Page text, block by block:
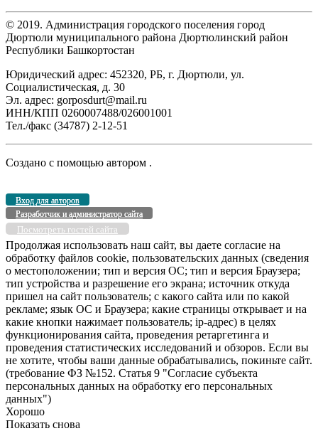
© 2019. Администрация городского поселения город
Дюртюли муниципального района Дюртюлинский район
Республики Башкортостан
Юридический адрес: 452320, РБ, г. Дюртюли, ул.
Социалистическая, д. 30
Эл. адрес: gorposdurt@mail.ru
ИНН/КПП 0260007488/026001001
Тел./факс (34787) 2-12-51
Создано с помощью автором .
Вход для авторов
Разработчик и администратор сайта
Посмотреть гостей сайта
Продолжая использовать наш сайт, вы даете согласие на
обработку файлов cookie, пользовательских данных (сведения
о местоположении; тип и версия ОС; тип и версия Браузера;
тип устройства и разрешение его экрана; источник откуда
пришел на сайт пользователь; с какого сайта или по какой
рекламе; язык ОС и Браузера; какие страницы открывает и на
какие кнопки нажимает пользователь; ip-адрес) в целях
функционирования сайта, проведения ретаргетинга и
проведения статистических исследований и обзоров. Если вы
не хотите, чтобы ваши данные обрабатывались, покиньте сайт.
(требование ФЗ №152. Статья 9 "Согласие субъекта
персональных данных на обработку его персональных
данных")
Хорошо
Показать снова